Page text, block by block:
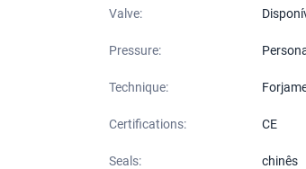
Valve:
Pressure:
Technique:
Certifications: CE
Seals: chinês